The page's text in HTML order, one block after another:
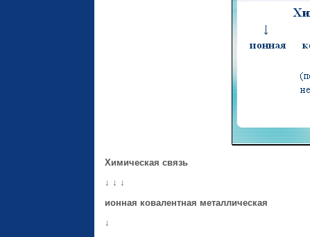
Химическая связь
↓ ↓ ↓
ионная ковалентная металлическая
↓